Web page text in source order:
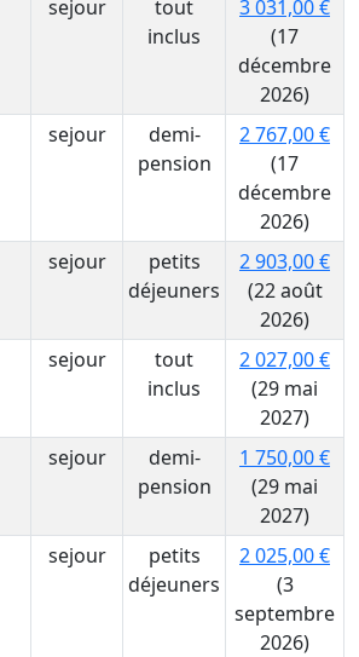
sejour
tout
inclus
3 031,00 €
(17
décembre
2026)
sejour
demi-
pension
2 767,00 €
(17
décembre
2026)
sejour
petits
déjeuners
2 903,00 €
(22 août
2026)
sejour
tout
inclus
2 027,00 €
(29 mai
2027)
sejour
demi-
pension
1 750,00 €
(29 mai
2027)
sejour
petits
déjeuners
2 025,00 €
(3
septembre
2026)